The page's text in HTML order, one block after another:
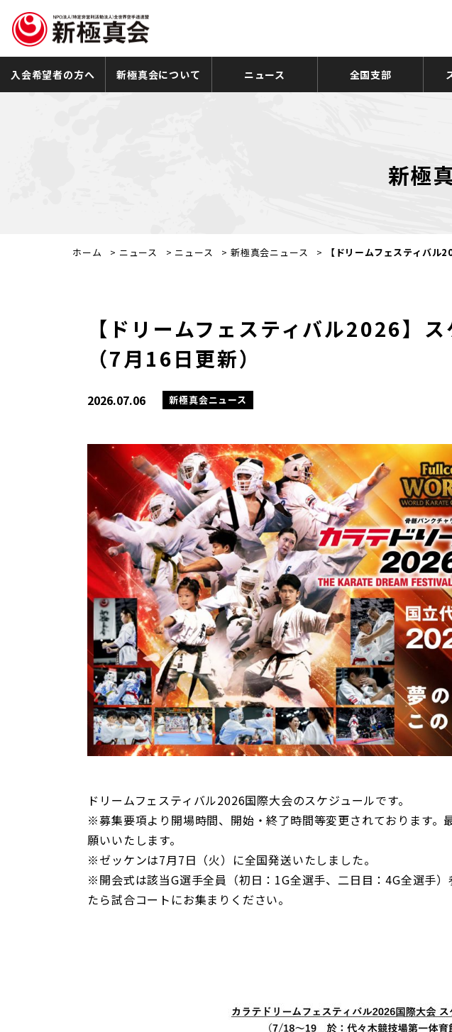
入会希望者の方へ 新極真会について ニュース 全国支部
新極
ホーム > ニュース > ニュース >新極真会ニュース > 【ドリームフェスティバル
【ドリームフェスティバル2026】
（7月16日更新）
2026.07.06 新極真会ニュース
ドリームフェスティバル2026国際大会のスケジュールです。
※募集要項より開場時間、開始・終了時間等変更されております。
願いいたします。
※ゼッケンは7月7日（火）に全国発送いたしました。
※開会式は該当G選手全員（初日：1G全選手、二日目：4G全選手
たら試合コートにお集まりください。